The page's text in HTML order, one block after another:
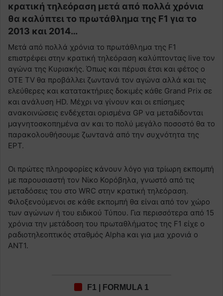
κρατική τηλεόραση μετά από πολλά χρόνια
θα καλύπτει το πρωτάθλημα της F1 για το
2013 και 2014…
Μετά από πολλά χρόνια το πρωτάθλημα της F1
επιστρέφει στην κρατική τηλεόραση καλύπτοντας live τον
αγώνα της Κυριακής. Όπως και πέρυσι έτσι και φέτος ο
OTE TV θα προβάλλει ζωντανά τον αγώνα αλλά και τις
ελεύθερες και κατατακτήριες δοκιμές κάθε Grand Prix σε
και ανάλυση HD. Μέχρι να γίνουν και οι επίσημες
ανακοινώσεις ενδέχεται ορισμένα GP να μεταδίδονται
μαγνητοσκοπημένα αν και το πολύ μεγάλο ποσοστό θα το
παρακολουθήσουμε ζωντανά από την συχνότητα της
ΕΡΤ.
Οι πρώτες πληροφορίες κάνουν λόγο για τρίωρη εκπομπή
με παρουσιαστή τον Νίκο Κορόβηλα, γνωστό από τις
μεταδόσεις του στο WRC στην κρατική τηλεόραση.
Φιλοξενούμενοι σε κάθε εκπομπή θα είναι από τον χώρο
των αγώνων ή του ειδικού Τύπου. Για περισσότερα από 15
χρόνια την μετάδοση του πρωταθλήματος της F1 είχε ο
ραδιοτηλεοπτικός σταθμός Alpha και για μια χρονιά ο
ANT1.
F1 | FORMULA 1